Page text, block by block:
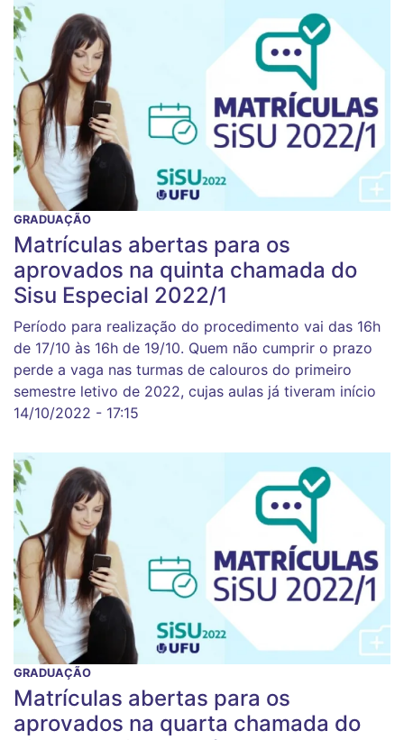
GRADUAÇÃO
Matrículas abertas para os
aprovados na quinta chamada do
Sisu Especial 2022/1
Período para realização do procedimento vai das 16h
de 17/10 às 16h de 19/10. Quem não cumprir o prazo
perde a vaga nas turmas de calouros do primeiro
semestre letivo de 2022, cujas aulas já tiveram início
14/10/2022 - 17:15
GRADUAÇÃO
Matrículas abertas para os
aprovados na quarta chamada do